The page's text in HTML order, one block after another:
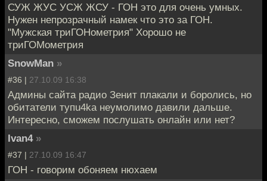
СУЖ ЖУС УСЖ ЖСУ - ГОН это для очень умных.
Нужен непрозрачный намек что это за ГОН.
"Мужская триГОНометрия" Хорошо не
триГОМометрия
SnowMan »
#36 | 27.10.09 16:38
Админы сайта радио Зенит плакали и боролись, но
обитатели тупu4kа неумолимо давили дальше.
Интересно, сможем послушать онлайн или нет?
Ivan4 »
#37 | 27.10.09 16:47
ГОН - говорим обоняем нюхаем